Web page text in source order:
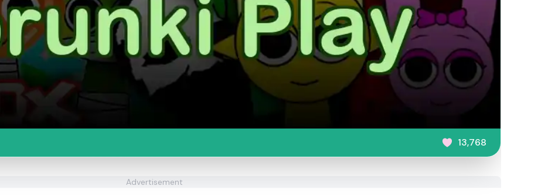
13,768
Advertisement